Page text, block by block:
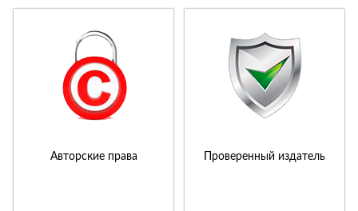
Авторские права Проверенный издатель